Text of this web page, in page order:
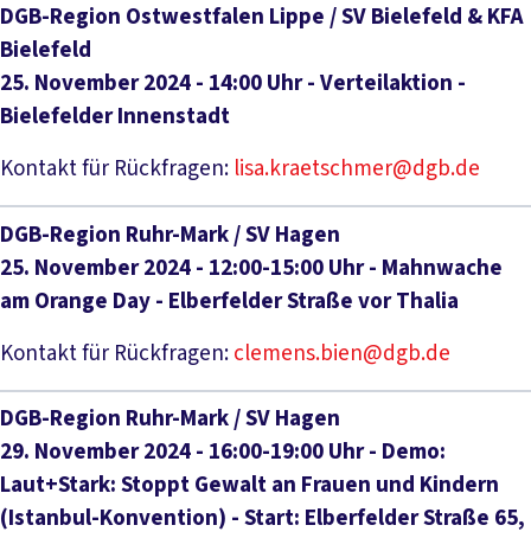
DGB-Region Ostwestfalen Lippe / SV Bielefeld & KFA
Bielefeld
25. November 2024 - 14:00 Uhr - Verteilaktion -
Bielefelder Innenstadt
Kontakt für Rückfragen: lisa.kraetschmer@dgb.de
DGB-Region Ruhr-Mark / SV Hagen
25. November 2024 - 12:00-15:00 Uhr - Mahnwache
am Orange Day - Elberfelder Straße vor Thalia
Kontakt für Rückfragen:clemens.bien@dgb.de
DGB-Region Ruhr-Mark / SV Hagen
29. November 2024 - 16:00-19:00 Uhr - Demo:
Laut+Stark: Stoppt Gewalt an Frauen und Kindern
(Istanbul-Konvention) - Start: Elberfelder Straße 65,